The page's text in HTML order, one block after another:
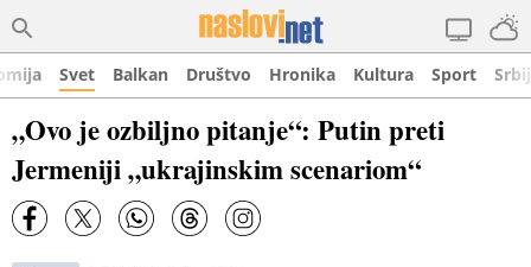
Svet Balkan Društvo Hronika Kultura Sport
„Ovo je ozbiljno pitanje“: Putin preti
Jermeniji „ukrajinskim scenariom“